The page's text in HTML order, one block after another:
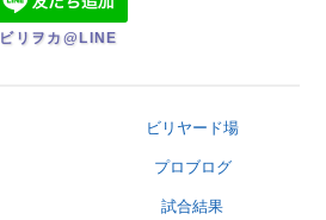
ビリヲカ@LINE
ビリヤード場
プロブログ
試合結果